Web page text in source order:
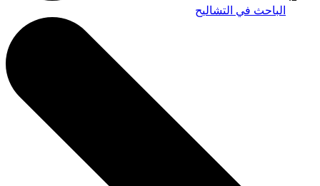
الباحث في التشاليح